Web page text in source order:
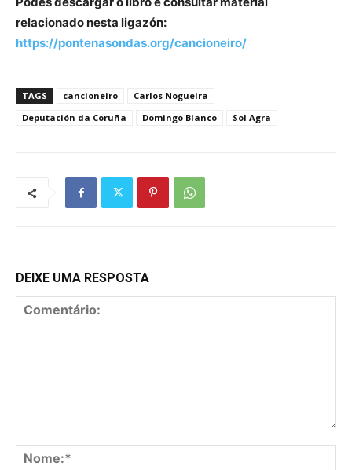
relacionado nesta ligazón:
https://pontenasondas.org/cancioneiro/
TAGS cancioneiro
Carlos Nogueira
Deputación da Coruña
Domingo Blanco Sol Agra
DEIXE UMA RESPOSTA